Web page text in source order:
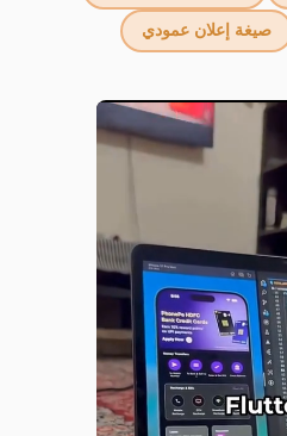
صيغة إعلان عمودي